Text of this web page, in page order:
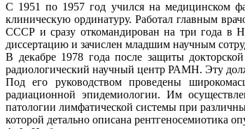
С 1951 по 1957 год учился на медицинском
клиническую ординатуру. Работал главным
СССР и сразу откомандирован на три года в
диссертацию и зачислен младшим научным
В декабре 1978 года после защиты
радиологический научный центр РАМН. Эту
Под его руководством проведены
радиационной эпидемиологии. Им
патологии лимфатической системы при
которой детально описана рентгеносемиотика